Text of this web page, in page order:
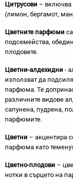
Цитрусови – включва
(лимон, бергамот,
Цветните парфюми
подсемейства,
плодовете.
Цветни-алдехидни -
използват да
парфюма. Те
различните видове
сапунена, пудрена,
парфюмите.
Цветни – акцентира
парфюма като
Цветно-плодови –
нотки в сърцето на